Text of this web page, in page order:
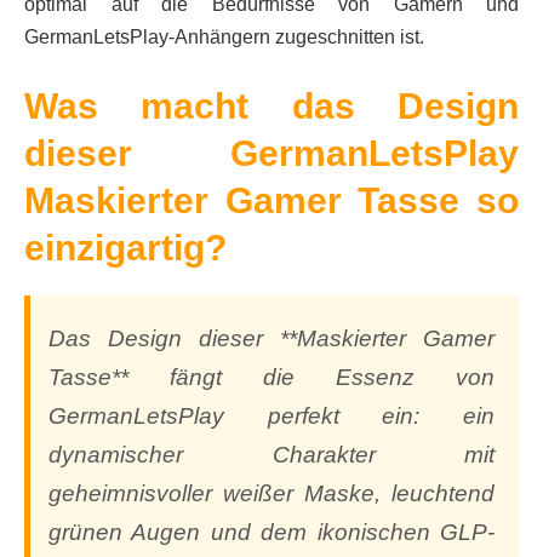
optimal auf die Bedürfnisse von Gamern und
GermanLetsPlay-Anhängern zugeschnitten ist.
Was macht das Design
dieser GermanLetsPlay
Maskierter Gamer Tasse so
einzigartig?
Das Design dieser **Maskierter Gamer
Tasse** fängt die Essenz von
GermanLetsPlay perfekt ein: ein
dynamischer Charakter mit
geheimnisvoller weißer Maske, leuchtend
grünen Augen und dem ikonischen GLP-